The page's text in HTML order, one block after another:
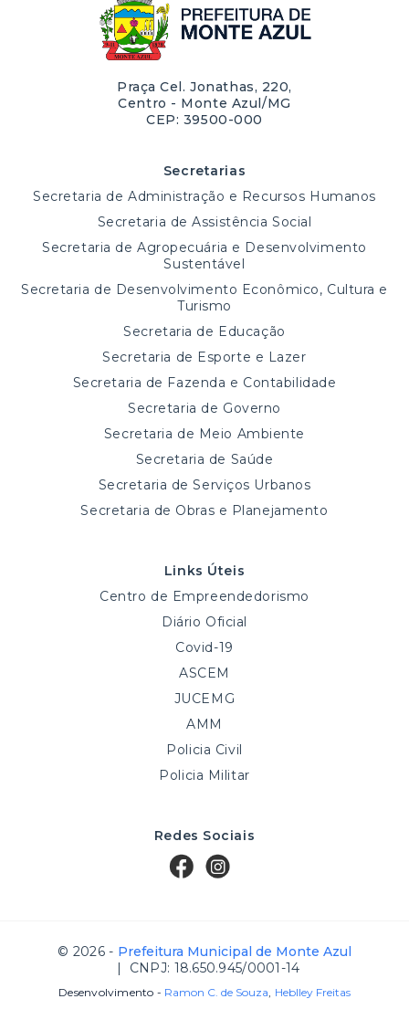
Praça Cel. Jonathas, 220,
Centro - Monte Azul/MG
CEP: 39500-000
Secretarias
Secretaria de Administração e Recursos Humanos
Secretaria de Assistência Social
Secretaria de Agropecuária e Desenvolvimento
Sustentável
Secretaria de Desenvolvimento Econômico, Cultura e
Turismo
Secretaria de Educação
Secretaria de Esporte e Lazer
Secretaria de Fazenda e Contabilidade
Secretaria de Governo
Secretaria de Meio Ambiente
Secretaria de Saúde
Secretaria de Serviços Urbanos
Secretaria de Obras e Planejamento
Links Úteis
Centro de Empreendedorismo
Diário Oficial
Covid-19
ASCEM
JUCEMG
AMM
Policia Civil
Policia Militar
Redes Sociais
© 2026 - Prefeitura Municipal de Monte Azul
| CNPJ: 18.650.945/0001-14
Desenvolvimento - Ramon C. de Souza, Heblley Freitas